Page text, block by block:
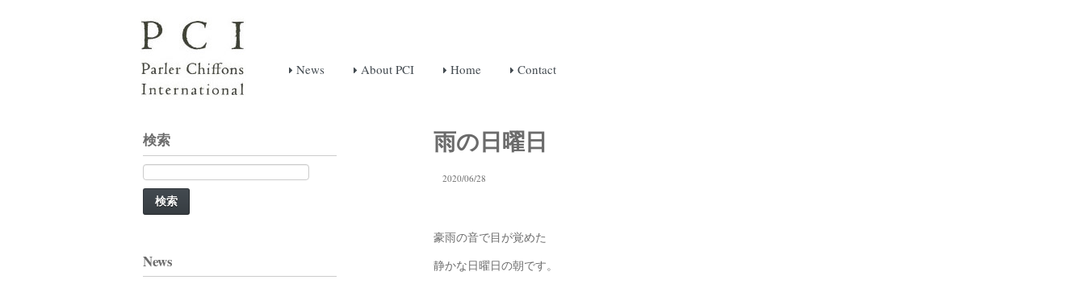
News About PCI Home Contact
雨の日曜日
2020/06/28
豪雨の音で目が覚めた
静かな日曜日の朝です。
検索
検
索:
News